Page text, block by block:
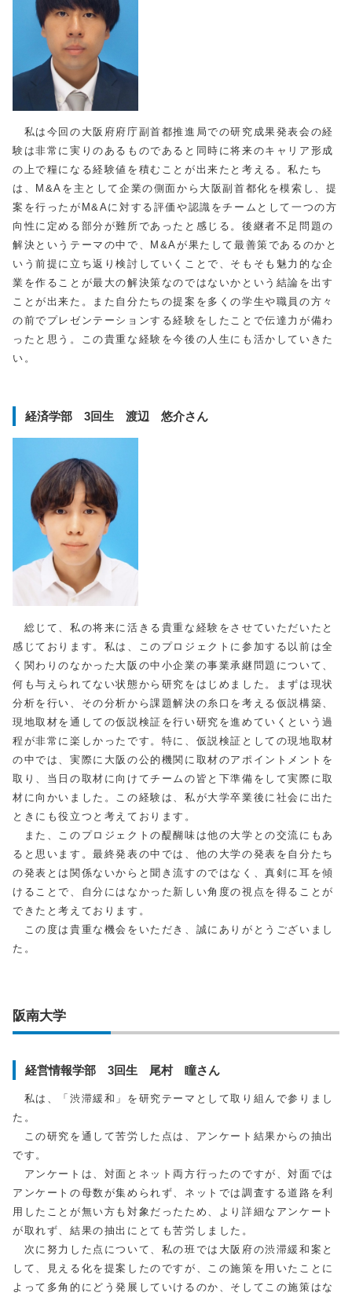
私は今回の大阪府府庁副首都推進局での研究成果発表会の経
験は非常に実りのあるものであると同時に将来のキャリア形成
の上で糧になる経験値を積むことが出来たと考える。私たち
は、
M&A を主として企業の側面から大阪副首都化を模索し、提
案を行ったが M&Aに対する評価や認識をチームとして一つの方
向性に定める部分が難所であったと感じる。後継者不足問題の
解決というテーマの中で、
M&Aが果たして最善策であるのかと
いう前提に立ち返り検討していくことで、そもそも魅力的な企
業を作ることが最大の解決策なのではないかという結論を出す
ことが出来た。また自分たちの提案を多くの学生や職員の方々
の前でプレゼンテーションする経験をしたことで伝達力が備わ
ったと思う。この貴重な経験を今後の人生にも活かしていきた
い。
経済学部 3回生 渡辺 悠介さん
総じて、私の将来に活きる貴重な経験をさせていただいたと
感じております。私は、このプロジェクトに参加する以前は全
く関わりのなかった大阪の中小企業の事業承継問題について、
何も与えられてない状態から研究をはじめました。まずは現状
分析を行い、その分析から課題解決の糸口を考える仮説構築、
現地取材を通しての仮説検証を行い研究を進めていくという過
程が非常に楽しかったです。特に、仮説検証としての現地取材
の中では、実際に大阪の公的機関に取材のアポイントメントを
取り、当日の取材に向けてチームの皆と下準備をして実際に取
材に向かいました。この経験は、私が大学卒業後に社会に出た
ときにも役立つと考えております。
また、このプロジェクトの醍醐味は他の大学との交流にもあ
ると思います。最終発表の中では、他の大学の発表を自分たち
の発表とは関係ないからと聞き流すのではなく、真剣に耳を傾
けることで、自分にはなかった新しい角度の視点を得ることが
できたと考えております。
この度は貴重な機会をいただき、誠にありがとうございまし
た。
阪南大学
経営情報学部 3回生 尾村 瞳さん
私は、「渋滞緩和」を研究テーマとして取り組んで参りまし
た。
この研究を通して苦労した点は、アンケート結果からの抽出
です。
アンケートは、対面とネット両方行ったのですが、対面では
アンケートの母数が集められず、ネットでは調査する道路を利
用したことが無い方も対象だったため、より詳細なアンケート
が取れず、結果の抽出にとても苦労しました。
次に努力した点について、私の班では大阪府の渋滞緩和案と
して、見える化を提案したのですが、この施策を用いたことに
よって多角的にどう発展していけるのか、そしてこの施策はな